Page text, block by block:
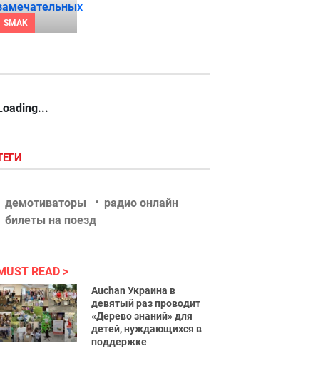
SMAK
демотиваторы
радио онлайн
билеты на поезд
READ
Auchan Украина в
девятый раз проводит
«Дерево знаний» для
детей, нуждающихся в
поддержке